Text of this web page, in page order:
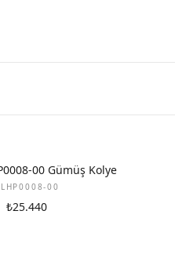
00 Gümüş Kolye
00
₺25.440